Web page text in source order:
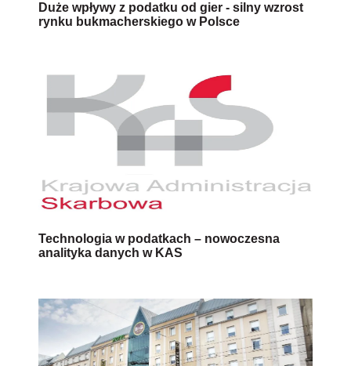
Duże wpływy z podatku od gier - silny wzrost
rynku bukmacherskiego w Polsce
Technologia w podatkach – nowoczesna
analityka danych w KAS